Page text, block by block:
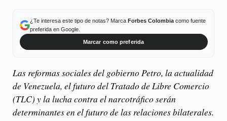
¿Te interesa este tipo de notas? Marca Forbes Colombiacomo fuente
preferida en Google.
Marcar como preferida
Las reformas sociales del gobierno Petro, la actualidad
de Venezuela, el futuro del Tratado de Libre Comercio
(TLC) y la lucha contra el narcotráfico serán
determinantes en el futuro de las relaciones bilaterales.